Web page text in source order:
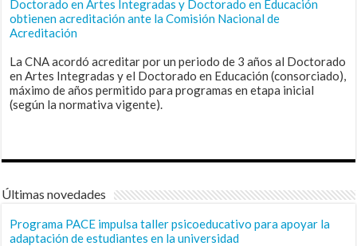
Doctorado en Artes Integradas y Doctorado en Educación
obtienen acreditación ante la Comisión Nacional de
Acreditación
La CNA acordó acreditar por un periodo de 3 años al Doctorado
en Artes Integradas y el Doctorado en Educación (consorciado),
máximo de años permitido para programas en etapa inicial
(según la normativa vigente).
Últimas novedades
Programa PACE impulsa taller psicoeducativo para apoyar la
adaptación de estudiantes en la universidad